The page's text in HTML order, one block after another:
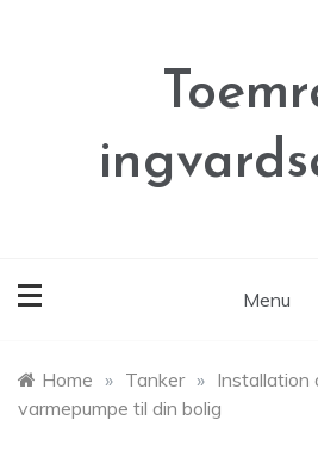
Menu
Home » Tanker »
varmepumpe til din bolig